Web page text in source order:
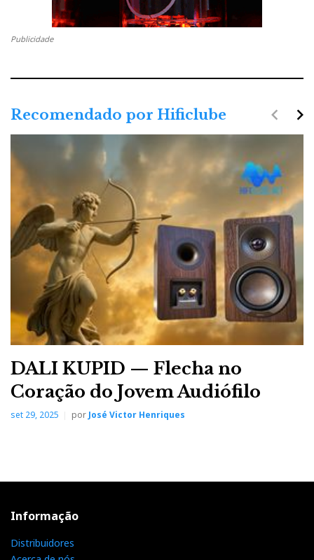
Publicidade
Recomendado por Hificlube
DALI KUPID — Flecha no
Coração do Jovem Audiófilo
set 29, 2025 porJosé Victor Henriques
navigate_next
navigate_before
Informação
Distribuidores